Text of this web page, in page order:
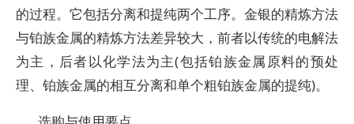
的过程。它包括分离和提纯两个工序。金银的精炼方法
与铂族金属的精炼方法差异较大，前者以传统的电解法
为主，后者以化学法为主(包括铂族金属原料的预处
理、铂族金属的相互分离和单个粗铂族金属的提纯)。